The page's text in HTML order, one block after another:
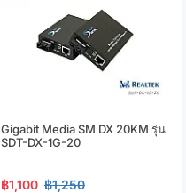
Gigabit Media SM DX 20KM รุ่น
SDT-DX-1G-20
฿1,100 ฿1,250